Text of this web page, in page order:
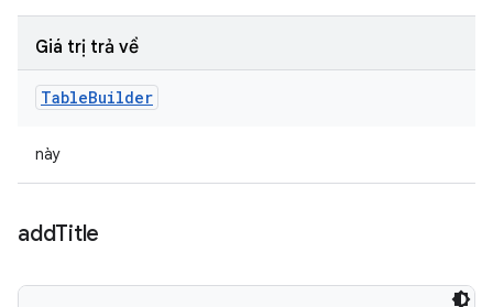
Giá trị trả về
TableBuilder
này
addTitle